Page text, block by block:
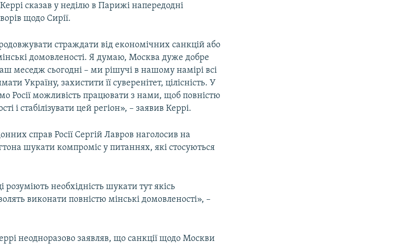
сказав у неділю в Парижі напередодні
щодо Сирії.
страждати від економічних санкцій або
домовленості. Я думаю, Москва дуже добре
меседж сьогодні – ми рішучі в нашому намірі всі
Україну, захистити її суверенітет, цілісність. У
Росії можливість працювати з нами, щоб повністю
і стабілізувати цей регіон», – заявив Керрі.
справ Росії Сергій Лавров наголосив на
шукати компроміс у питаннях, які стосуються
необхідність шукати тут якісь
виконати повністю мінські домовленості», –
неодноразово заявляв, що санкції щодо Москви